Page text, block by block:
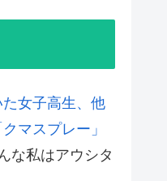
女子高生、他
マスプレー」
な私はアウシタ